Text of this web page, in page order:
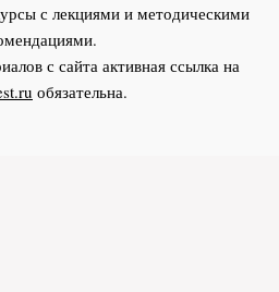
с лекциями и методическими
с сайта активная ссылка на
обязательна.